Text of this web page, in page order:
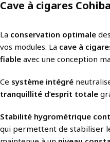
Cave à cigares
La conservation optimale
vos modules. La cave à
fiable avec une conception
Ce système intégré
tranquillité d’esprit totale
Stabilité hygrométrique
qui permettent de stabiliser